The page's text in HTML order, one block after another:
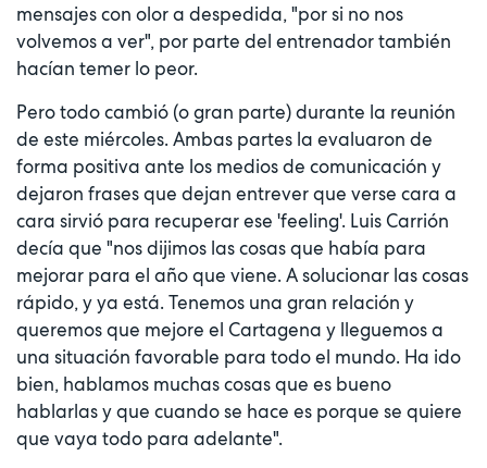
mensajes con olor a despedida, "por si no nos
volvemos a ver", por parte del entrenador también
hacían temer lo peor.
Pero todo cambió (o gran parte) durante la reunión
de este miércoles. Ambas partes la evaluaron de
forma positiva ante los medios de comunicación y
dejaron frases que dejan entrever que verse cara a
cara sirvió para recuperar ese 'feeling'. Luis Carrión
decía que "nos dijimos las cosas que había para
mejorar para el año que viene. A solucionar las cosas
rápido, y ya está. Tenemos una gran relación y
queremos que mejore el Cartagena y lleguemos a
una situación favorable para todo el mundo. Ha ido
bien, hablamos muchas cosas que es bueno
hablarlas y que cuando se hace es porque se quiere
que vaya todo para adelante".